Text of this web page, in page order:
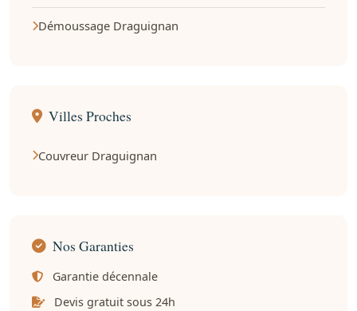
Démoussage Draguignan
Villes Proches
Couvreur Draguignan
Nos Garanties
Garantie décennale
Devis gratuit sous 24h